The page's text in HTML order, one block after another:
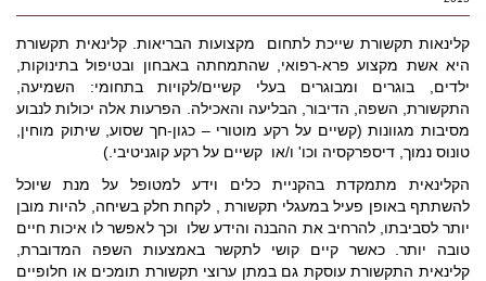
קלינאות תקשורת שייכת לתחום מקצועות הבריאות. קלינאית תקשורת
היא אשת מקצוע פרא-רפואי, שהתמחתה באבחון ובטיפול בתינוקות,
ילדים, בוגרים ומבוגרים בעלי קשיים/לקויות בתחומי: השמיעה,
התקשורת, השפה, הדיבור, הבליעה והאכילה
הפרעות אלה יכולות לנבוע
מסיבות מגוונות (קשיים על רקע מוטורי – כגון-חך שסוע, שיתוק מוחין,
טונוס נמוך, דיספרקסיה וכו' ו/או קשיים על רקע קוגניטיבי.)
הקלינאית מתמקדת בהקניית כלים וידע למטופל על מנת שיוכל
להשתתף באופן פעיל במעגלי תקשורת , לקחת חלק בשיחה, להיות מובן
יותר לסביבתו, להרחיב את ההבנה והידע שלו וכך לאפשר לו איכות חיים
טובה יותר. כאשר קיים קושי לתקשר באמצעות השפה המדוברת,
קלינאית התקשורת עוסקת גם במתן ערוצי תקשורת תומכים או חלופיים